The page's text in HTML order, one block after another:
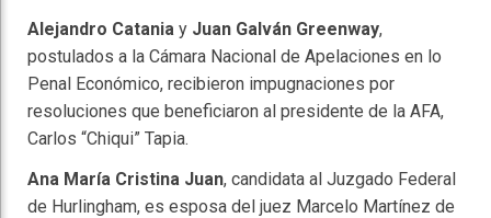
Alejandro Catania y Juan Galván Greenway,
postulados a la Cámara Nacional de Apelaciones en lo
Penal Económico, recibieron impugnaciones por
resoluciones que beneficiaron al presidente de la AFA,
Carlos “Chiqui” Tapia.
Ana María Cristina Juan, candidata al Juzgado Federal
de Hurlingham, es esposa del juez Marcelo Martínez de